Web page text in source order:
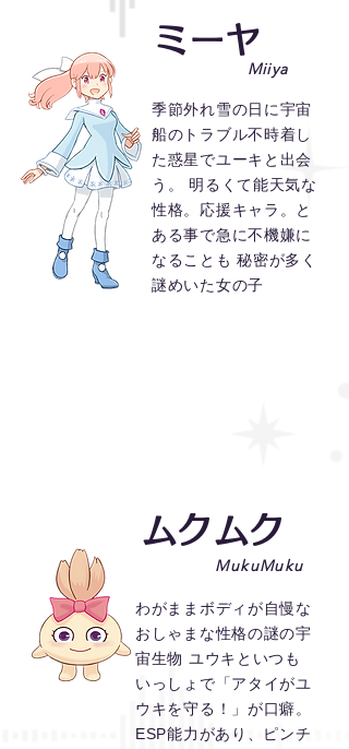
​ミーヤ
Miiya
季節外れ雪の日に宇宙
船のトラブル不時着し
た惑星でユーキと出会
う。 明るくて能天気な
性格。応援キャラ。と
ある事で急に不機嫌に
なることも 秘密が多く
謎めいた女の子
ムクムク
MukuMuku
わがままボディが自慢な
おしゃまな性格の謎の宇
宙生物 ユウキといつも
いっしょで「アタイがユ
ウキを守る！」が口癖。
ESP能力があり、ピンチ